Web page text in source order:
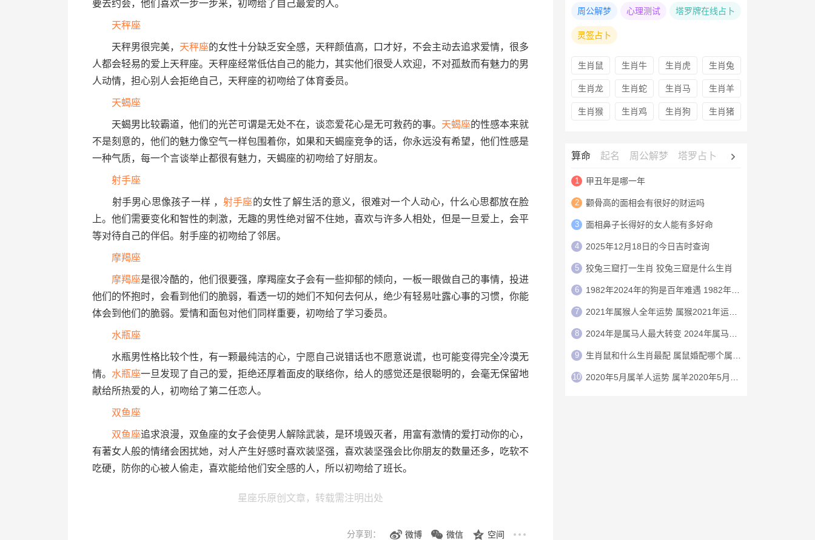
要去约会，他们喜欢一步一步来，初吻给了自己最爱的人。
天秤座
天秤男很完美， 天秤座的女性十分缺乏安全感，天秤颜值高，口才好，不会主动去追求爱情，很多
人都会轻易的爱上天秤座。天秤座经常低估自己的能力，其实他们很受人欢迎，不对孤敖而有魅力的男
人动情，担心别人会拒绝自己，天秤座的初吻给了体育委员。
天蝎座
天蝎男比较霸道，他们的光芒可谓是无处不在，谈恋爱花心是无可救药的事。 天蝎座的性感本来就
不是刻意的，他们的魅力像空气一样包围着你，如果和天蝎座竞争的话，你永远没有希望，他们性感是
一种气质，每一个言谈举止都很有魅力，天蝎座的初吻给了好朋友。
射手座
射手男心思像孩子一样 ， 射手座的女性了解生活的意义，很难对一个人动心，什么心思都放在脸
上。他们需要变化和智性的刺激，无趣的男性绝对留不住她，喜欢与许多人相处，但是一旦爱上，会平
等对待自己的伴侣。射手座的初吻给了邻居。
摩羯座
摩羯座是很冷酷的，他们很要强，摩羯座女子会有一些抑郁的倾向，一板一眼做自己的事情，投进
他们的怀抱时，会看到他们的脆弱，看透一切的她们不知何去何从，绝少有轻易吐露心事的习惯，你能
体会到他们的脆弱。爱情和面包对他们同样重要，初吻给了学习委员。
水瓶座
水瓶男性格比较个性，有一颗最纯洁的心，宁愿自己说错话也不愿意说谎，也可能变得完全冷漠无
情。 水瓶座一旦发现了自己的爱，拒绝还厚着面皮的联络你，给人的感觉还是很聪明的，会毫无保留地
献给所热爱的人，初吻给了第二任恋人。
双鱼座
双鱼座追求浪漫，双鱼座的女子会使男人解除武装，是环境毁灭者，用富有激情的爱打动你的心，
有著女人般的情绪会困扰她，对人产生好感时喜欢装坚强，喜欢装坚强会比你朋友的数量还多，吃软不
吃硬，防你的心被人偷走，喜欢能给他们安全感的人，所以初吻给了班长。
星座乐原创文章，转载需注明出处
分享到： 微博 微信 空间
周公解梦 心理测试 塔罗牌在线占卜
灵签占卜
生肖鼠 生肖牛 生肖虎 生肖兔
生肖龙 生肖蛇 生肖马 生肖羊
生肖猴 生肖鸡 生肖狗 生肖猪
算命 起名 周公解梦 塔罗占卜 心理测试
1 甲丑年是哪一年
2 颧骨高的面相会有很好的财运吗
3 面相鼻子长得好的女人能有多好命
4 2025年12月18日的今日吉时查询
5 狡兔三窟打一生肖 狡兔三窟是什么生肖
6 1982年2024年的狗是百年难遇 1982年的狗在2024年怎么样
7 2021年属猴人全年运势 属猴2021年运势及运程
8 2024年是属马人最大转变 2024年属马人的全年运势
9 生肖鼠和什么生肖最配 属鼠婚配哪个属相最好
10 2020年5月属羊人运势 属羊2020年5月运程